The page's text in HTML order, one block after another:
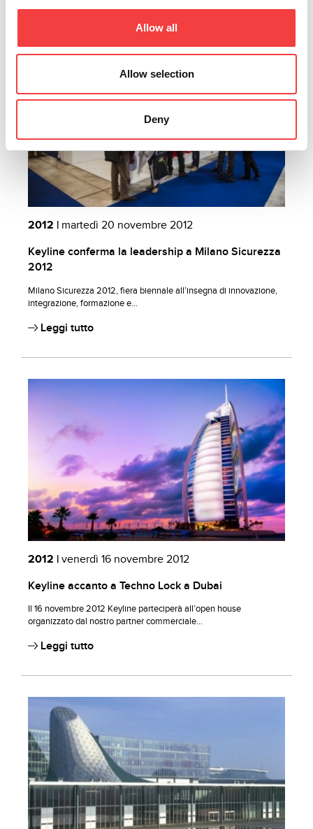
Allow all
Allow selection
Deny
2012 | martedì 20 novembre 2012
Keyline conferma la leadership a Milano Sicurezza
2012
Milano Sicurezza 2012, fiera biennale all’insegna di innovazione,
integrazione, formazione e...
Leggi tutto
2012 | venerdì 16 novembre 2012
Keyline accanto a Techno Lock a Dubai
Il 16 novembre 2012 Keyline parteciperà all’open house
organizzato dal nostro partner commerciale...
Leggi tutto